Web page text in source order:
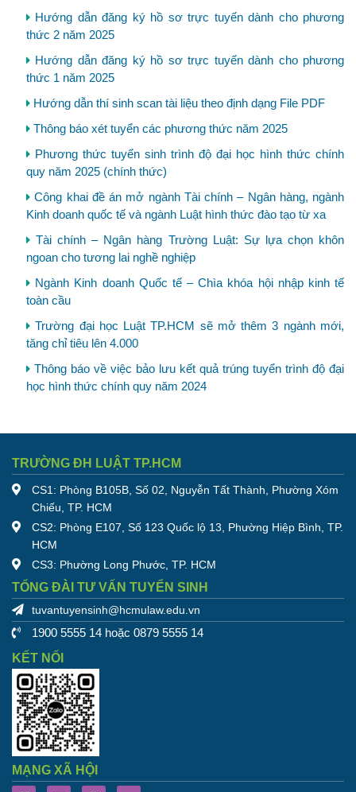
Hướng dẫn đăng ký hồ sơ trực tuyến dành cho phương
thức 2 năm 2025
Hướng dẫn đăng ký hồ sơ trực tuyến dành cho phương
thức 1 năm 2025
Hướng dẫn thí sinh scan tài liệu theo định dạng File PDF
Thông báo xét tuyển các phương thức năm 2025
Phương thức tuyển sinh trình độ đại học hình thức chính
quy năm 2025 (chính thức)
Công khai đề án mở ngành Tài chính – Ngân hàng, ngành
Kinh doanh quốc tế và ngành Luật hình thức đào tạo từ xa
Tài chính – Ngân hàng Trường Luật: Sự lựa chọn khôn
ngoan cho tương lai nghề nghiệp
Ngành Kinh doanh Quốc tế – Chìa khóa hội nhập kinh tế
toàn cầu
Trường đại học Luật TP.HCM sẽ mở thêm 3 ngành mới,
tăng chỉ tiêu lên 4.000
Thông báo về việc bảo lưu kết quả trúng tuyển trình độ đại
học hình thức chính quy năm 2024
TRƯỜNG ĐH LUẬT TP.HCM
CS1: Phòng B105B, Số 02, Nguyễn Tất Thành, Phường Xóm
Chiếu, TP. HCM
CS2: Phòng E107, Số 123 Quốc lộ 13, Phường Hiệp Bình, TP.
HCM
CS3: Phường Long Phước, TP. HCM
TỔNG ĐÀI TƯ VẤN TUYỂN SINH
tuvantuyensinh@hcmulaw.edu.vn
1900 5555 14 hoặc 0879 5555 14
KẾT NỐI
MẠNG XÃ HỘI